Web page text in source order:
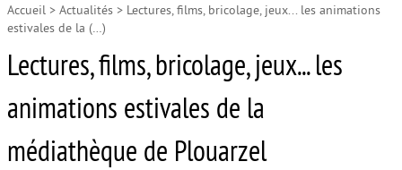
Accueil
Autour de la petite enfance
Autour de l’enfance
Autour de la jeunesse
Accueil > Actualités > Lectures, films, bricolage, jeux... les animations
estivales de la (…)
Lectures, films, bricolage, jeux... les
animations estivales de la
médiathèque de Plouarzel